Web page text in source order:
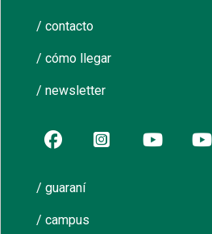
/ contacto
/ cómo llegar
/ newsletter
/ guaraní
/ campus